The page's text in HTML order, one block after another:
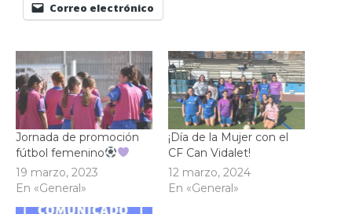
Correo electrónico
Jornada de promoción
fútbol femenino
19 marzo, 2023
En «General»
¡Día de la Mujer con el
CF Can Vidalet!
12 marzo, 2024
En «General»